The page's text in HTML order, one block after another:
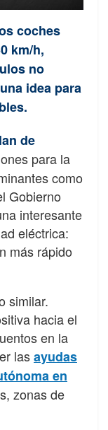
coches
km/h,
no
idea para
de
para la
como
Gobierno
interesante
eléctrica:
más rápido
similar.
hacia el
en la
lasayudas
en
zonas de